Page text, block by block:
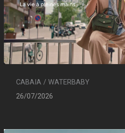
CABAIA / WATERBABY
26/07/2026